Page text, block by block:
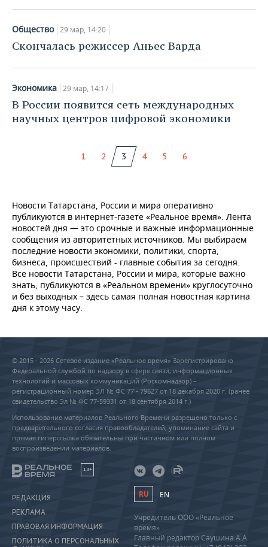
Общество 29 мар, 14:20
Скончалась режиссер Аньес Варда
Экономика 29 мар, 14:17
В России появится сеть международных
научных центров цифровой экономики
1 2 3 4 5 6
Новости Татарстана, России и мира оперативно
публикуются в интернет-газете «Реальное время». Лента
новостей дня — это срочные и важные информационные
сообщения из авторитетных источников. Мы выбираем
последние новости экономики, политики, спорта,
бизнеса, происшествий - главные события за сегодня.
Все новости Татарстана, России и мира, которые важно
знать, публикуются в «Реальном времени» круглосуточно
и без выходных – здесь самая полная новостная картина
дня к этому часу.
© 2015 - 2026 Сетевое издание «Реальное время» Зарегистрировано
Федеральной службой по надзору в сфере связи, информационных
технологий и массовых коммуникаций (Роскомнадзор) –
регистрационный номер ЭЛ № ФС 77 - 79627 от 18 декабря 2020 г. (ранее
свидетельство Эл № ФС 77-59331 от 18 сентября 2014 г.)
Использование материалов Реального Времени разрешено только с
предварительного согласия правообладателей, упоминание сайта и
прямая гиперссылка обязательны при частичном или полном
воспроизведении материалов.
18+
РЕДАКЦИЯ
РЕКЛАМА
ПРАВОВАЯ ИНФОРМАЦИЯ
ПОЛИТИКА О ПЕРСОНАЛЬНЫХ
RU EN
Учредитель ООО «Реальное
время»
Главный редактор Саушина А.А.